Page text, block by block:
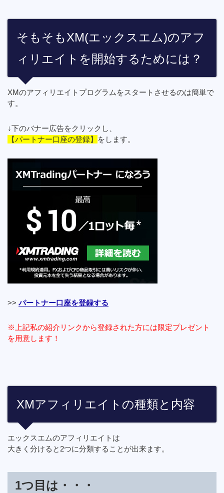
そもそもXM(エックスエム)のアフ
ィリエイトを開始するためには？
XMのアフィリエイトプログラムをスタートさせるのは簡単で
す。
↓下のバナー広告をクリックし、
【パートナー口座の登録】
をします。
>>パートナー口座を登録する
※上記私の紹介リンクから登録された方には限定プレゼント
を用意します！
XMアフィリエイトの種類と内容
エックスエムのアフィリエイトは
大きく分けると2つに分類することが出来ます。
1つ目は・・・